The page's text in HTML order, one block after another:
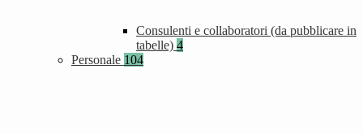
Consulenti e collaboratori (da pubblicare in
tabelle) 4
Personale 104